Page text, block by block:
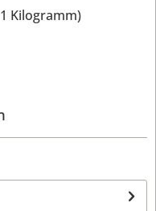
Kilogramm)